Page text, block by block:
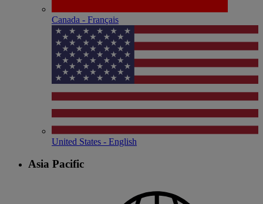
Canada - Français
United States - English
Asia Pacific